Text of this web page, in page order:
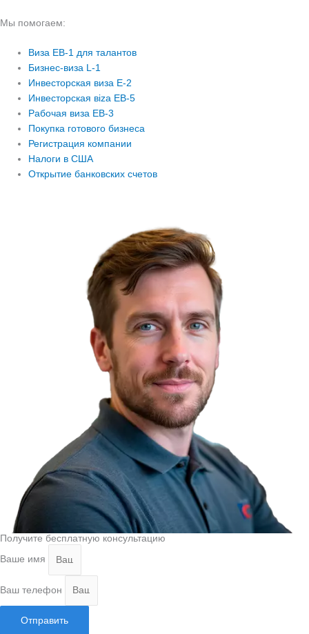
Мы помогаем:
Виза EB-1 для талантов
Бизнес-виза L-1
Инвесторская виза E-2
Инвесторская вiza EB-5
Рабочая виза EB-3
Покупка готового бизнеса
Регистрация компании
Налоги в США
Открытие банковских счетов
Получите бесплатную консультацию
Ваше имя
Ваш телефон
Отправить